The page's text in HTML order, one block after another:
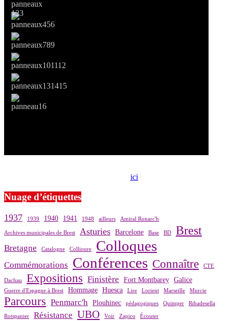
ici
Nuage d’étiquettes
1937 1939 1940 1941 1948 ailleurs Amiral Ronarc'h
Archives municipales de Brest Asturies Barcelone Base BD Brest
Bretagne Catalogne Collioure Colloques
Commémorations Conférences Connaître CTE
Dachau Expositions Finistère Fort Montbarey Galice
Guerre d'Espagne à Brest Hommage Huesca Lire Lorient Marseille Murcie
Parcours Penmarc'h Plouhinec pédagogiques Quimper Ribadesella
Rotspanier Résistance UBO Voir Zapico Écouter